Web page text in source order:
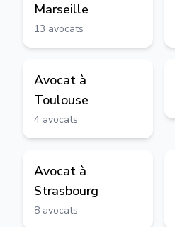
Marseille
13 avocats
Avocat à
Toulouse
4 avocats
Avocat à
Strasbourg
8 avocats